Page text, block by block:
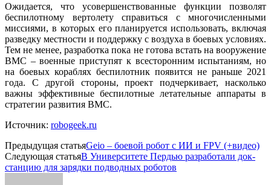
Ожидается, что усовершенствованные функции позволят
беспилотному вертолету справиться с многочисленными
миссиями, в которых его планируется использовать, включая
разведку местности и поддержку с воздуха в боевых условиях.
Тем не менее, разработка пока не готова встать на вооружение
ВМС – военные приступят к всесторонним испытаниям, но
на боевых кораблях беспилотник появится не раньше 2021
года. С другой стороны, проект подчеркивает, насколько
важны эффективные беспилотные летательные аппараты в
стратегии развития ВМС.
Источник: robogeek.ru
Предыдущая статьяGeio – боевой робот с ИИ и FPV (+видео)
Следующая статьяВ Университете Пердью разработали док-
станцию для зарядки подводных роботов